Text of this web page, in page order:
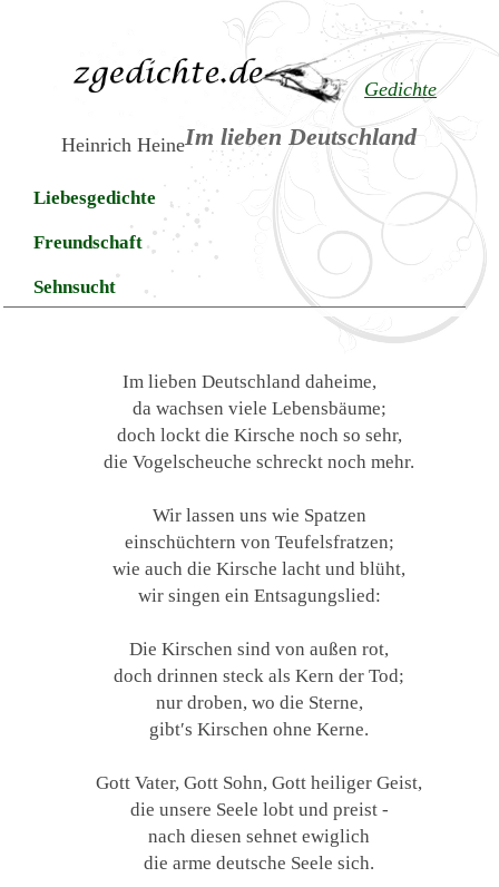
Gedichte
Im lieben Deutschland
Heinrich Heine
Liebesgedichte
Freundschaft
Sehnsucht
Im lieben Deutschland daheime,
da wachsen viele Lebensbäume;
doch lockt die Kirsche noch so sehr,
die Vogelscheuche schreckt noch mehr.
Wir lassen uns wie Spatzen
einschüchtern von Teufelsfratzen;
wie auch die Kirsche lacht und blüht,
wir singen ein Entsagungslied:
Die Kirschen sind von außen rot,
doch drinnen steck als Kern der Tod;
nur droben, wo die Sterne,
gibt′s Kirschen ohne Kerne.
Gott Vater, Gott Sohn, Gott heiliger Geist,
die unsere Seele lobt und preist -
nach diesen sehnet ewiglich
die arme deutsche Seele sich.